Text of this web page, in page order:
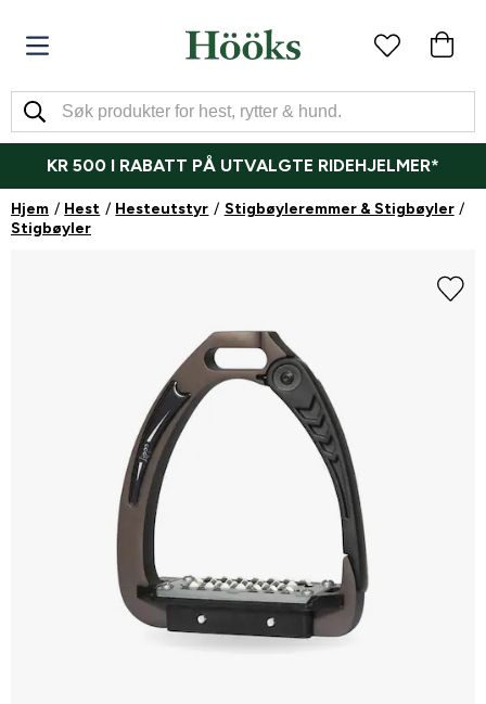
KR 500 I RABATT PÅ UTVALGTE RIDEHJELMER*
Hjem Hest Hesteutstyr
Stigbøyleremmer & Stigbøyler
Stigbøyler